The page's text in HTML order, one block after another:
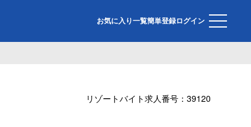
お気に入り一覧簡単登録ログイン
リゾートバイト求人番号： 39120